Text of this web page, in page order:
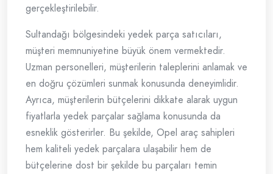
gerçekleştirilebilir.
Sultandağı bölgesindeki yedek parça satıcıları,
müşteri memnuniyetine büyük önem vermektedir.
Uzman personelleri, müşterilerin taleplerini anlamak ve
en doğru çözümleri sunmak konusunda deneyimlidir.
Ayrıca, müşterilerin bütçelerini dikkate alarak uygun
fiyatlarla yedek parçalar sağlama konusunda da
esneklik gösterirler. Bu şekilde, Opel araç sahipleri
hem kaliteli yedek parçalara ulaşabilir hem de
bütçelerine dost bir şekilde bu parçaları temin